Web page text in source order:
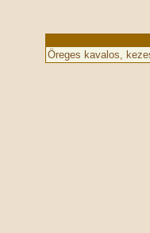
Öreges kavalos,